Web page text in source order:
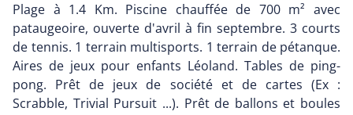
Plage à 1.4 Km. Piscine chauffée de 700 m² avec
pataugeoire, ouverte d'avril à fin septembre. 3 courts
de tennis. 1 terrain multisports. 1 terrain de pétanque.
Aires de jeux pour enfants Léoland. Tables de ping-
pong. Prêt de jeux de société et de cartes (Ex :
Scrabble, Trivial Pursuit ...). Prêt de ballons et boules